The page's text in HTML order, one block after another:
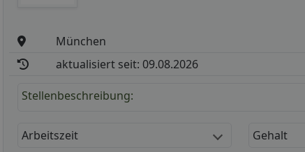
München
aktualisiert seit: 09.08.2026
Stellenbeschreibung:
Arbeitszeit Gehalt